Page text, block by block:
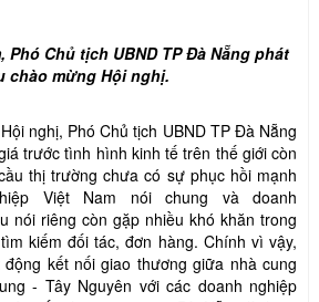
Phó Chủ tịch UBND TP Đà Nẵng phát
chào mừng Hội nghị.
nghị, Phó Chủ tịch UBND TP Đà Nẵng
trước tình hình kinh tế trên thế giới còn
thị trường chưa có sự phục hồi mạnh
Việt Nam nói chung và doanh
nói riêng còn gặp nhiều khó khăn trong
kiếm đối tác, đơn hàng. Chính vì vậy,
kết nối giao thương giữa nhà cung
- Tây Nguyên với các doanh nghiệp